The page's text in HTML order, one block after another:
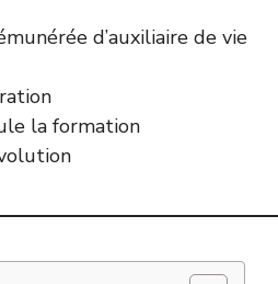
d’auxiliaire de vie
la formation